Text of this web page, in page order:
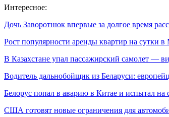
Интересное:
Дочь Заворотнюк впервые за долгое время
Рост популярности аренды квартир на сутки
В Казахстане упал пассажирский самолет —
Водитель дальнобойщик из Беларуси:
Белорус попал в аварию в Китае и испытал на
США готовят новые ограничения для